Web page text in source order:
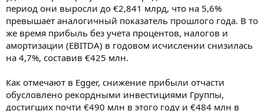
период они выросли до €2,841 млрд, что на 5,6%
превышает аналогичный показатель прошлого года. В то
же время прибыль без учета процентов, налогов и
амортизации (EBITDA) в годовом исчислении снизилась
на 4,7%, составив €425 млн.
Как отмечают в Egger, снижение прибыли отчасти
обусловлено рекордными инвестициями Группы,
достигших почти €490 млн в этого году и €484 млн в